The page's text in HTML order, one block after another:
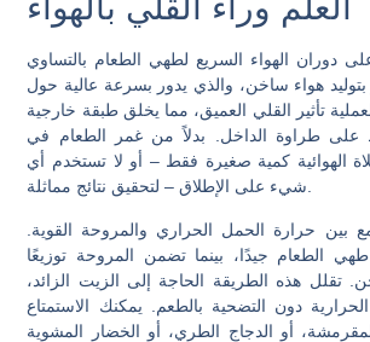
العلم وراء القلي بالهواء
على دوران الهواء السريع لطهي الطعام بالتساوي
بتوليد هواء ساخن، والذي يدور بسرعة عالية حول
تأثير القلي العميق، مما يخلق طبقة خارجية
طراوة الداخل. بدلاً من غمر الطعام في
الهوائية كمية صغيرة فقط – أو لا تستخدم أي
بين حرارة الحمل الحراري والمروحة القوية.
الطعام جيدًا، بينما تضمن المروحة توزيعًا
تقلل هذه الطريقة الحاجة إلى الزيت الزائد،
دون التضحية بالطعم. يمكنك الاستمتاع
أو الدجاج الطري، أو الخضار المشوية